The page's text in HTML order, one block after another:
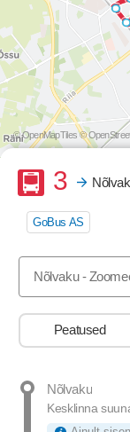
© OpenMapTiles ©
Buss
3
GoBus AS
Nõlvaku -
Peatused
Nõlvaku
Kesklinna